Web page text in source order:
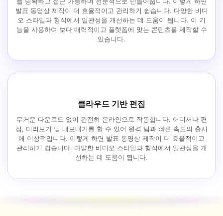
발표 동영상 제작이 더 효율적이고 관리하기 쉽습니다. 다양한 비디
오 스타일과 형식에서 일관성을 개선하는 데 도움이 됩니다. 이 기
능을 사용하여 보다 매력적이고 플랫폼에 맞는 콘텐츠를 제작할 수
있습니다.
클라우드 기반 편집
무거운 다운로드 없이 완전히 온라인으로 작동합니다. 어디서나 편
집, 미리보기 및 내보내기를 할 수 있어 원격 팀과 빠른 속도의 출시
에 이상적입니다. 이렇게 하면 발표 동영상 제작이 더 효율적이고
관리하기 쉽습니다. 다양한 비디오 스타일과 형식에서 일관성을 개
선하는 데 도움이 됩니다.